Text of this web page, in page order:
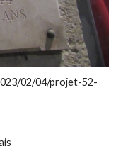
02/04/projet-52-